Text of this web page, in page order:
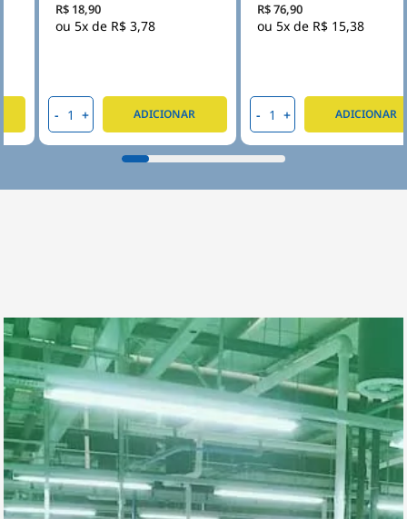
R$ 18,90
5x deR$ 3,78
+ ADICIONAR
Embutes Ip55 Tampa
Opaca - Steck
R$ 76,90
5x deR$ 15,38
+ ADICIONAR